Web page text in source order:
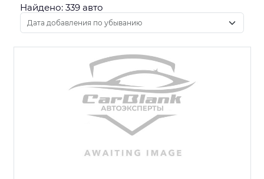
Найдено: 339 авто